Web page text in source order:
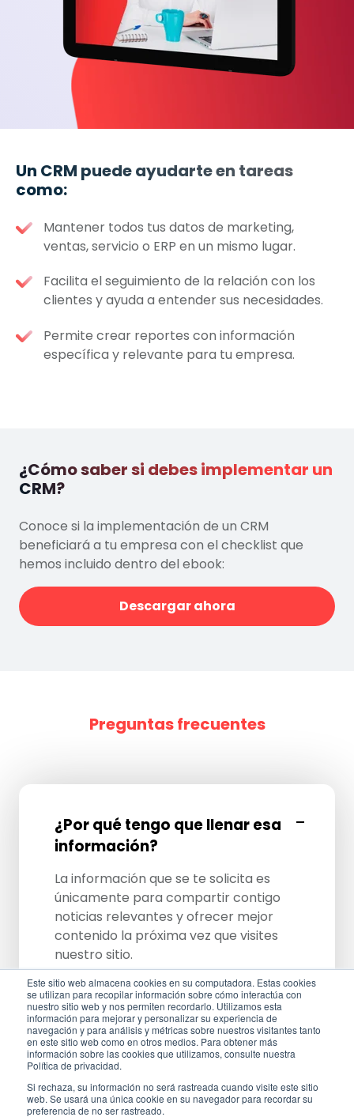
Este sitio web almacena cookies en su computadora. Estas cookies
se utilizan para recopilar información sobre cómo interactúa con
nuestro sitio web y nos permiten recordarlo. Utilizamos esta
información para mejorar y personalizar su experiencia de
navegación y para análisis y métricas sobre nuestros visitantes tanto
en este sitio web como en otros medios. Para obtener más
información sobre las cookies que utilizamos, consulte nuestra
Política de privacidad.
Si rechaza, su información no será rastreada cuando visite este sitio
web. Se usará una única cookie en su navegador para recordar su
preferencia de no ser rastreado.
Un CRM puede ayudarte en tareas
como:
Mantener todos tus datos de marketing,
ventas, servicio o ERP en un mismo lugar.
Facilita el seguimiento de la relación con los
clientes y ayuda a entender sus necesidades.
Permite crear reportes con información
específica y relevante para tu empresa.
¿Cómo saber si debes implementar un
CRM?
Conoce si la implementación de un CRM
beneficiará a tu empresa con el checklist que
hemos incluido dentro del ebook:
Descargar ahora
Preguntas frecuentes
¿Por qué tengo que llenar esa
información?
La información que se te solicita es
únicamente para compartir contigo
noticias relevantes y ofrecer mejor
contenido la próxima vez que visites
nuestro sitio.
¿Es realmente gratis?